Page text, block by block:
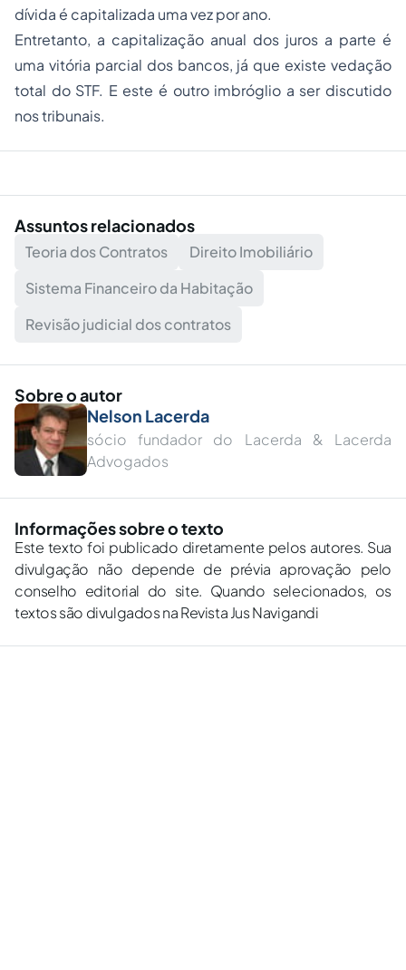
dívida é capitalizada uma vez por ano.
Entretanto, a capitalização anual dos juros a parte é
uma vitória parcial dos bancos, já que existe vedação
total do STF. E este é outro imbróglio a ser discutido
nos tribunais.
Assuntos relacionados
Teoria dos Contratos
Direito Imobiliário
Sistema Financeiro da Habitação
Revisão judicial dos contratos
Sobre o autor
Nelson Lacerda
sócio fundador do Lacerda & Lacerda
Advogados
Informações sobre o texto
Este texto foi publicado diretamente pelos autores. Sua
divulgação não depende de prévia aprovação pelo
conselho editorial do site. Quando selecionados, os
textos são divulgados na Revista Jus Navigandi